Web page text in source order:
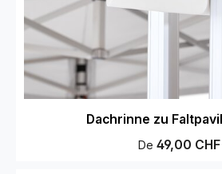
Dachrinne zu
Prix régulier :
De 49,00 CHF